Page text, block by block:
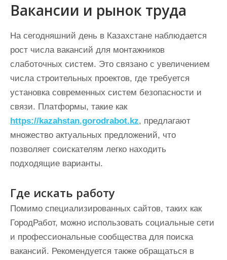
Вакансии и рынок труда
На сегодняшний день в Казахстане наблюдается
рост числа вакансий для монтажников
слаботочных систем. Это связано с увеличением
числа строительных проектов, где требуется
установка современных систем безопасности и
связи. Платформы, такие как
https://kazahstan.gorodrabot.kz, предлагают
множество актуальных предложений, что
позволяет соискателям легко находить
подходящие варианты.
Где искать работу
Помимо специализированных сайтов, таких как
ГородРабот, можно использовать социальные сети
и профессиональные сообщества для поиска
вакансий. Рекомендуется также обращаться в